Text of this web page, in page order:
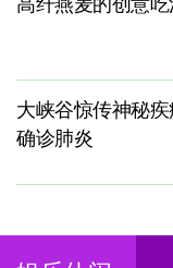
高纤燕麦的创意
大峡谷惊传神秘疾
确诊肺炎